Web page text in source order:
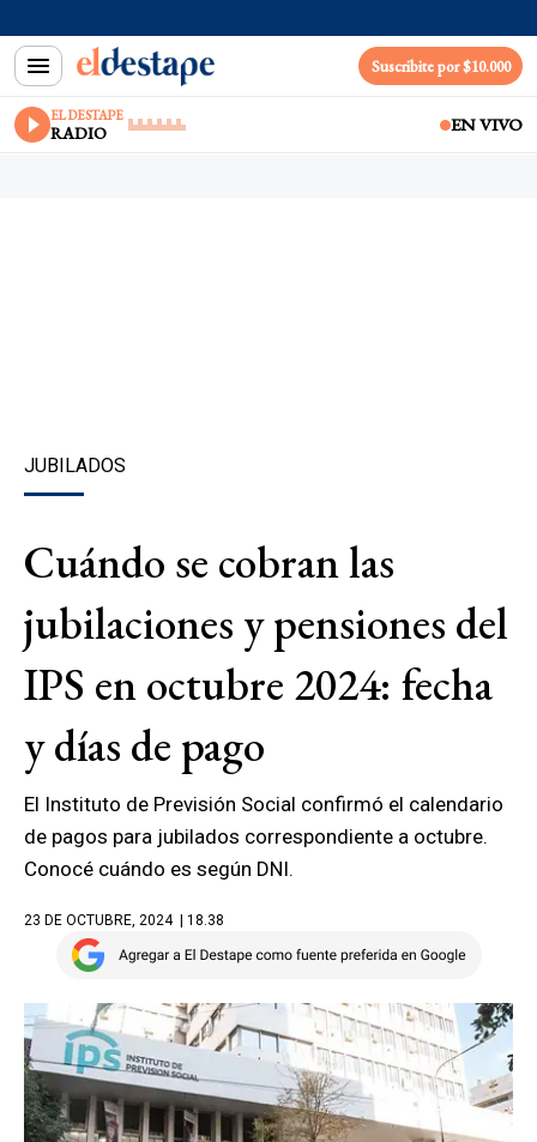
Suscribite por $10.000
EL DESTAPE
RADIO EN VIVO
JUBILADOS
Cuándo se cobran las
jubilaciones y pensiones del
IPS en octubre 2024: fecha
y días de pago
El Instituto de Previsión Social confirmó el calendario
de pagos para jubilados correspondiente a octubre.
Conocé cuándo es según DNI.
23 DE OCTUBRE, 2024 | 18.38